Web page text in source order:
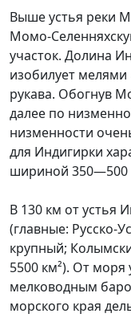
Выше устья реки
Момо-
участок. Долина
изобилует мелями
рукава. Обогнув
далее по
низменности
для Индигирки
шириной 350—500
В 130 км от устья
(главные: Русско-
крупный;
5500 км²). От моря
мелководным
морского края